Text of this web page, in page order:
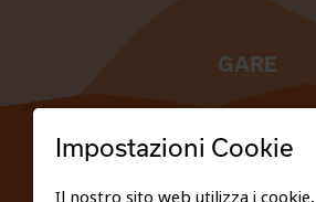
GARE
Impostazioni Cookie